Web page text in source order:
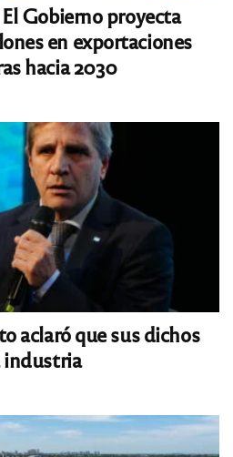
Gobierno proyecta
en exportaciones
hacia 2030
aclaró que sus dichos
industria